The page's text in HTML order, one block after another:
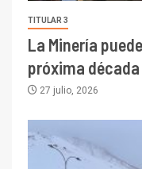
TITULAR 3
La Minería
próxima década
27 julio, 2026